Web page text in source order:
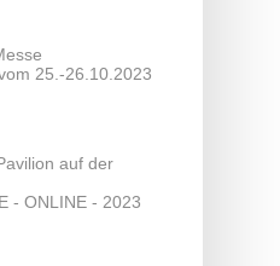
25.-26.10.2023
auf der
- ONLINE - 2023